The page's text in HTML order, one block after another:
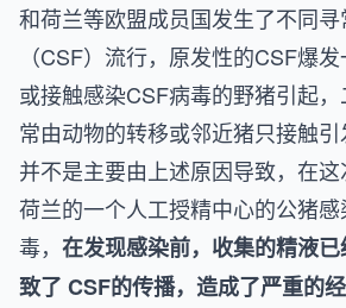
和荷兰等欧盟成员国发生了不同
（CSF）流行，原发性的CSF爆
或接触感染CSF病毒的野猪引起
常由动物的转移或邻近猪只接触
并不是主要由上述原因导致，在这
荷兰的一个人工授精中心的公猪
毒， 在发现感染前，收集的精液
致了 CSF的传播，造成了严重的经